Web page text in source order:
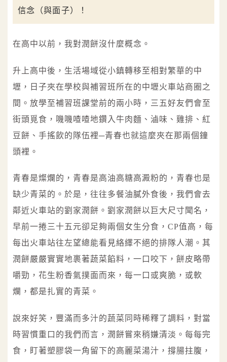
信念（與面子）！
在高中以前，我對潤餅沒什麼概念。
升上高中後，生活場域從小鎮轉移至相對繁華的中
壢，日子夾在學校與補習班所在的中壢火車站商圈之
間。放學至補習班課堂前的兩小時，三五好友們會至
街頭覓食，嘰嘰喳喳地鑽入牛肉麵、滷味、雞排、紅
豆餅、手搖飲的隊伍裡─青春也就這麼夾在那兩個鐘
頭裡。
青春是燦爛的，青春是高油高糖高澱粉的，青春也是
缺少青菜的。於是，往往多餐油膩外食後，我們會去
鄰近火車站的劉家潤餅。劉家潤餅以巨大尺寸聞名，
早前一捲三十五元卻足夠兩個女生分食，CP值高，每
每出火車站往左望總能看見絡繹不絕的排隊人潮。其
潤餅嚴嚴實實地裹著蔬菜餡料，一口咬下，餅皮略帶
嚼勁，花生粉香氣撲面而來，每一口或爽脆，或軟
爛，都是扎實的青菜。
說來好笑，豐滿而多汁的蔬菜同時稀釋了調料，對當
時習慣重口的我們而言，潤餅嘗來稍嫌清淡。每每完
食，盯著塑膠袋一角留下的高麗菜湯汁，撐腸拄腹，